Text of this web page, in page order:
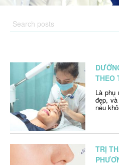
THEO
Là phụ
đẹp,
nếu
da
TRỊ